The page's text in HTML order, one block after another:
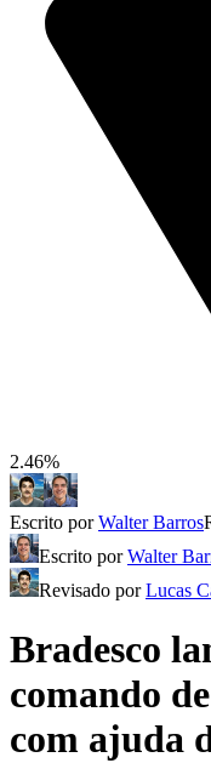
2.46%
Escrito porWalter Barros
Escrito porWalter
Revisado porLucas
Bradesco
comando
com ajuda